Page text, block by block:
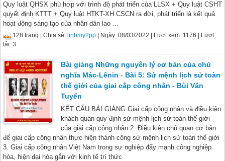
Quy luật QHSX phù hợp với trình độ phát triển của LLSX + Quy luật CSHT
quyết định KTTT + Quy luật HTKT-XH CSCN ra đời, phát triển là kết quả
hoạt động sáng tạo của nhân dân lao ...
128 trang | Chia sẻ: linhmy2pp | Ngày: 08/03/2022 | Lượt xem: 1176 | Lượt
tải: 3
Bài giảng Những nguyên lý cơ bản của chủ
nghĩa Mác-Lênin - Bài 5: Sứ mệnh lịch sử toàn
thế giới của giai cấp công nhân - Bùi Văn
Tuyển
KẾT CẤU BÀI GIẢNG Giai cấp công nhân và điều kiện
khách quan quy định sứ mệnh lịch sử toàn thế giới
của giai cấp công nhân 2. Điều kiện chủ quan cơ bản
để giai cấp công nhân thực hiện thành công sứ mệnh lịch sử toàn thế giới
3. Giai cấp công nhân Việt Nam trong sự nghiệp đẩy mạnh công nghiệp
hóa, hiện đại hóa gắn với kinh tế trí thức